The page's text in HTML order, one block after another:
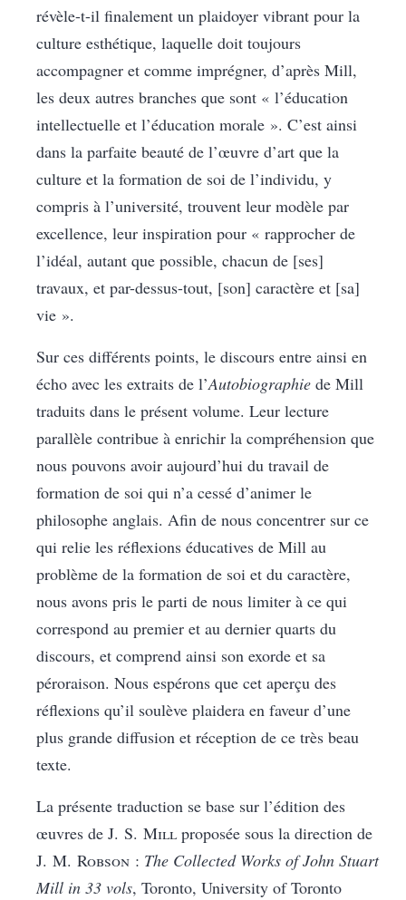
révèle-t-il finalement un plaidoyer vibrant pour la
culture esthétique, laquelle doit toujours
accompagner et comme imprégner, d’après Mill,
les deux autres branches que sont « l’éducation
intellectuelle et l’éducation morale ». C’est ainsi
dans la parfaite beauté de l’œuvre d’art que la
culture et la formation de soi de l’individu, y
compris à l’université, trouvent leur modèle par
excellence, leur inspiration pour « rapprocher de
l’idéal, autant que possible, chacun de [ses]
travaux, et par-dessus-tout, [son] caractère et [sa]
vie ».
Sur ces différents points, le discours entre ainsi en
écho avec les extraits de l’Autobiographie de Mill
traduits dans le présent volume. Leur lecture
parallèle contribue à enrichir la compréhension que
nous pouvons avoir aujourd’hui du travail de
formation de soi qui n’a cessé d’animer le
philosophe anglais. Afin de nous concentrer sur ce
qui relie les réflexions éducatives de Mill au
problème de la formation de soi et du caractère,
nous avons pris le parti de nous limiter à ce qui
correspond au premier et au dernier quarts du
discours, et comprend ainsi son exorde et sa
péroraison. Nous espérons que cet aperçu des
réflexions qu’il soulève plaidera en faveur d’une
plus grande diffusion et réception de ce très beau
texte.
La présente traduction se base sur l’édition des
œuvres de J. S. Mill proposée sous la direction de
J. M. Robson : The Collected Works of John Stuart
Mill in 33 vols, Toronto, University of Toronto